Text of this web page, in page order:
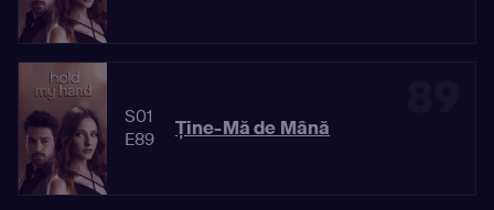
S01
E89
Ține-Mă de Mână